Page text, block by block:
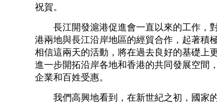
祝賀。
長江開發滬港促進會一直以來的工作，
港兩地與長江沿岸地區的經貿合作，起著積
相信這兩天的活動，將在過去良好的基礎上
進一步開拓沿岸各地和香港的共同發展空間
企業和百姓受惠。
我們高興地看到，在新世紀之初，國家